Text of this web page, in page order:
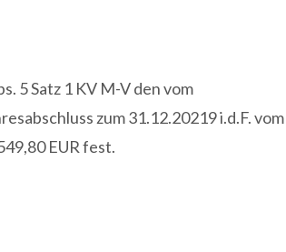
5 Satz 1 KV M-V den vom
zum 31.12.20219 i.d.F. vom
EUR fest.